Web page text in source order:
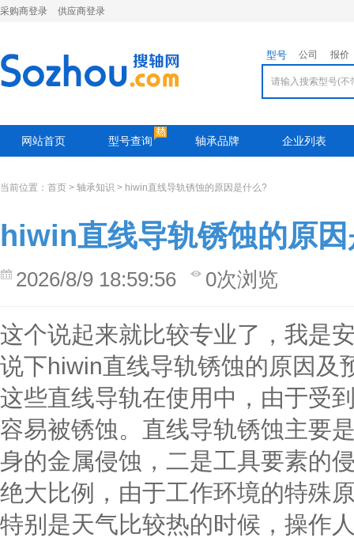
采购商登录 供应商登录
型号 公司 报价
网站首页 型号查询 轴承品牌 企业列表
当前位置： 首页 > 轴承知识 > hiwin直线导轨锈蚀的原因是什么?
hiwin直线导轨锈蚀的原
2026/8/9 18:59:56 0次浏览
这个说起来就比较专业了，我是
说下hiwin直线导轨锈蚀的原因及
这些直线导轨在使用中，由于受
容易被锈蚀。直线导轨锈蚀主要
身的金属侵蚀，二是工具要素的
绝大比例，由于工作环境的特殊
特别是天气比较热的时候，操作